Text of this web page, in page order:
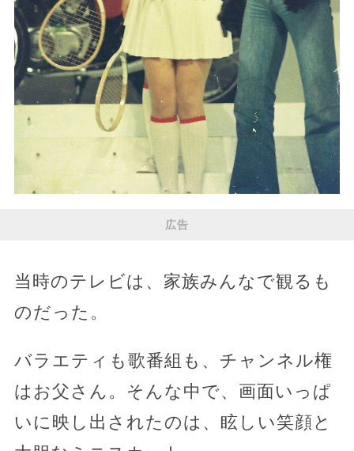
広告
当時のテレビは、家族みんなで観るも
のだった。
バラエティも歌番組も、チャンネル権
はお父さん。そんな中で、画面いっぱ
いに映し出されたのは、眩しい笑顔と